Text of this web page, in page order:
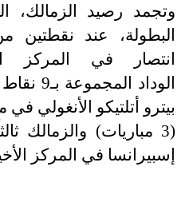
وتجمد رصيد الزمالك،
البطولة، عند نقطتين
انتصار في المركز
(3 مباريات) والزمالك
إسبيرانسا في المركز